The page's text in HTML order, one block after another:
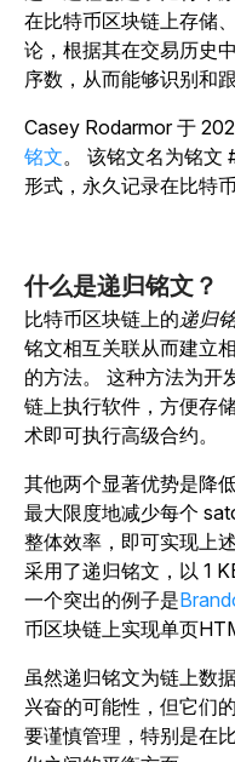
在比特币区块链上存储
论，根据其在交易历史
序数，从而能够识别和
Casey Rodarmor 于
铭文。
该铭文名为铭文
形式，永久记录在比特
什么是递归铭文？
比特币区块链上的递归
铭文相互关联从而建立
的方法。
这种方法为开
链上执行软件，方便存
术即可执行高级合约。
其他两个显著优势是降
最大限度地减少每个
整体效率，即可实现上
采用了递归铭文，以 1
一个突出的例子是
币区块链上实现单页
虽然递归铭文为链上数
兴奋的可能性，但它们
要谨慎管理，特别是在